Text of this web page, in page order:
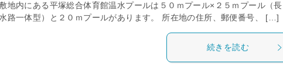
地内にある平塚総合体育館温水プールは５０ｍプール×２５ｍプール（長
路一体型）と２０ｍプールがあります。 所在地の住所、郵便番号、 […]
続きを読む